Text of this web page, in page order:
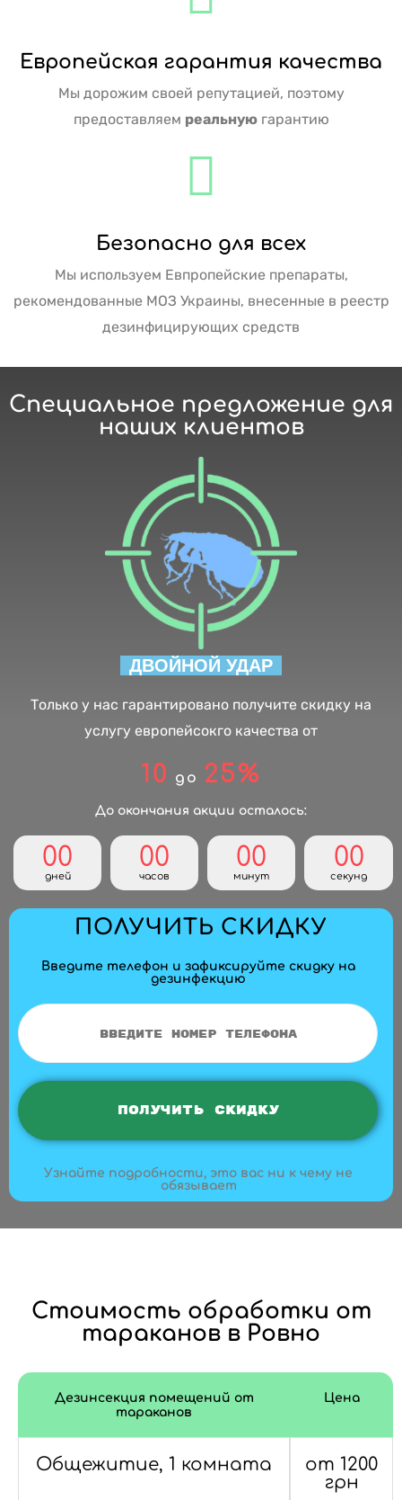
Европейская гарантия качества
Мы дорожим своей репутацией, поэтому
предоставляем реальнуюгарантию
Безопасно для всех
Мы используем Евпропейские препараты,
рекомендованные МОЗ Украины, внесенные в реестр
дезинфицирующих средств
Специальное предложение для
наших клиентов
ДВОЙНОЙ УДАР
Только у нас гарантировано получите скидку на
услугу европейсокго качества от
10 до 25%
До окончания акции осталось:
00
дней
00
часов
00
минут
00
секунд
ПОЛУЧИТЬ СКИДКУ
Введите телефон и зафиксируйте скидку на
дезинфекцию
Узнайте подробности, это вас ни к чему не
обязывает
Стоимость обработки от
тараканов в Ровно
Дезинсекция помещений от
тараканов
Цена
Общежитие, 1 комната
от 1200
грн